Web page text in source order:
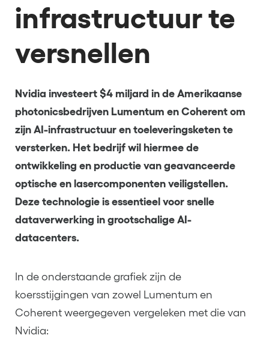
infrastructuur te
versnellen
Nvidia investeert $4 miljard in de Amerikaanse
photonicsbedrijven Lumentum en Coherent om
zijn AI-infrastructuur en toeleveringsketen te
versterken. Het bedrijf wil hiermee de
ontwikkeling en productie van geavanceerde
optische en lasercomponenten veiligstellen.
Deze technologie is essentieel voor snelle
dataverwerking in grootschalige AI-
datacenters.
In de onderstaande grafiek zijn de
koersstijgingen van zowel Lumentum en
Coherent weergegeven vergeleken met die van
Nvidia: